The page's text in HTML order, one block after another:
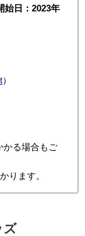
日：2023年
）
かる場合もご
ります。
ズ